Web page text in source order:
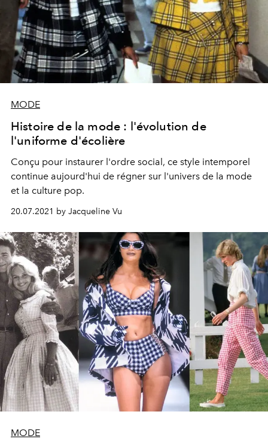
MODE
Histoire de la mode : l'évolution de
l'uniforme d'écolière
Conçu pour instaurer l'ordre social, ce style intemporel
continue aujourd'hui de régner sur l'univers de la mode
et la culture pop.
20.07.2021 by Jacqueline Vu
MODE